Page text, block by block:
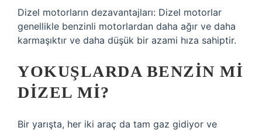
Dizel motorların dezavantajları: Dizel motorlar
genellikle benzinli motorlardan daha ağır ve daha
karmaşıktır ve daha düşük bir azami hıza sahiptir.
YOKUŞLARDA BENZIN MI
DIZEL MI?
Bir yarışta, her iki araç da tam gaz gidiyor ve